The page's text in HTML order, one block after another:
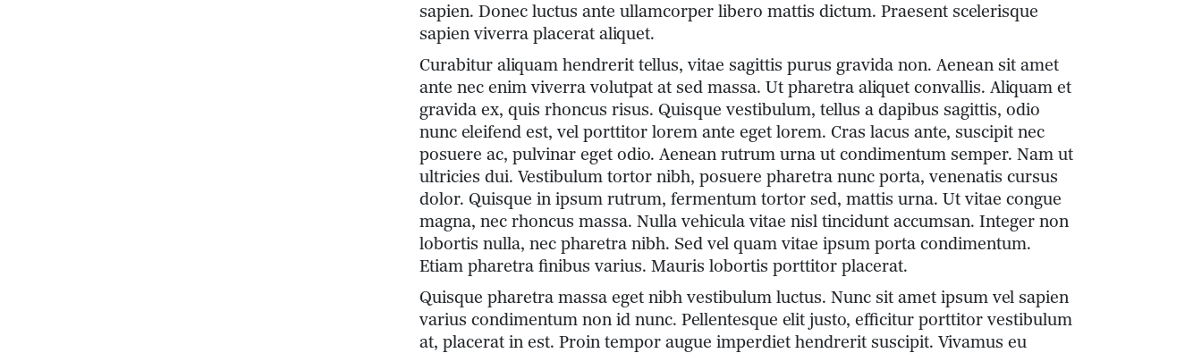
sapien. Donec luctus ante ullamcorper libero mattis dictum. Praesent scelerisque
sapien viverra placerat aliquet.
Curabitur aliquam hendrerit tellus, vitae sagittis purus gravida non. Aenean sit amet
ante nec enim viverra volutpat at sed massa. Ut pharetra aliquet convallis. Aliquam et
gravida ex, quis rhoncus risus. Quisque vestibulum, tellus a dapibus sagittis, odio
nunc eleifend est, vel porttitor lorem ante eget lorem. Cras lacus ante, suscipit nec
posuere ac, pulvinar eget odio. Aenean rutrum urna ut condimentum semper. Nam ut
ultricies dui. Vestibulum tortor nibh, posuere pharetra nunc porta, venenatis cursus
dolor. Quisque in ipsum rutrum, fermentum tortor sed, mattis urna. Ut vitae congue
magna, nec rhoncus massa. Nulla vehicula vitae nisl tincidunt accumsan. Integer non
lobortis nulla, nec pharetra nibh. Sed vel quam vitae ipsum porta condimentum.
Etiam pharetra finibus varius. Mauris lobortis porttitor placerat.
Quisque pharetra massa eget nibh vestibulum luctus. Nunc sit amet ipsum vel sapien
varius condimentum non id nunc. Pellentesque elit justo, efficitur porttitor vestibulum
at, placerat in est. Proin tempor augue imperdiet hendrerit suscipit. Vivamus eu